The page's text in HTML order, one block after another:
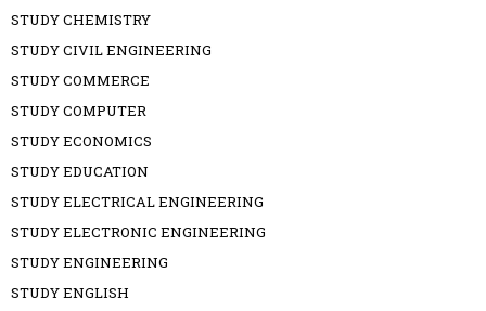
STUDY CHEMISTRY
STUDY CIVIL ENGINEERING
STUDY COMMERCE
STUDY COMPUTER
STUDY ECONOMICS
STUDY EDUCATION
STUDY ELECTRICAL ENGINEERING
STUDY ELECTRONIC ENGINEERING
STUDY ENGINEERING
STUDY ENGLISH